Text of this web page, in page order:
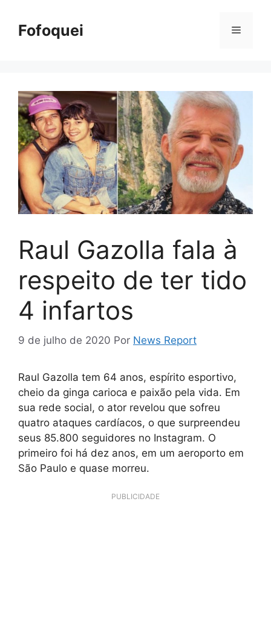
paraFofoquei Menu
Raul Gazolla fala à
respeito de ter tido
4 infartos
9 de julho de 2020 Por News Report
Raul Gazolla tem 64 anos, espírito esportivo,
cheio da ginga carioca e paixão pela vida. Em
sua rede social, o ator revelou que sofreu
quatro ataques cardíacos, o que surpreendeu
seus 85.800 seguidores no Instagram. O
primeiro foi há dez anos, em um aeroporto em
São Paulo e quase morreu.
PUBLICIDADE